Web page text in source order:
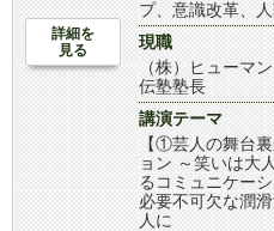
詳細を
見る
プ、意識改革、
現職
（株）ヒューマ
伝塾塾長
講演テーマ
【①芸人の舞台
ョン ～笑いは大
るコミュニケー
必要不可欠な潤
人に